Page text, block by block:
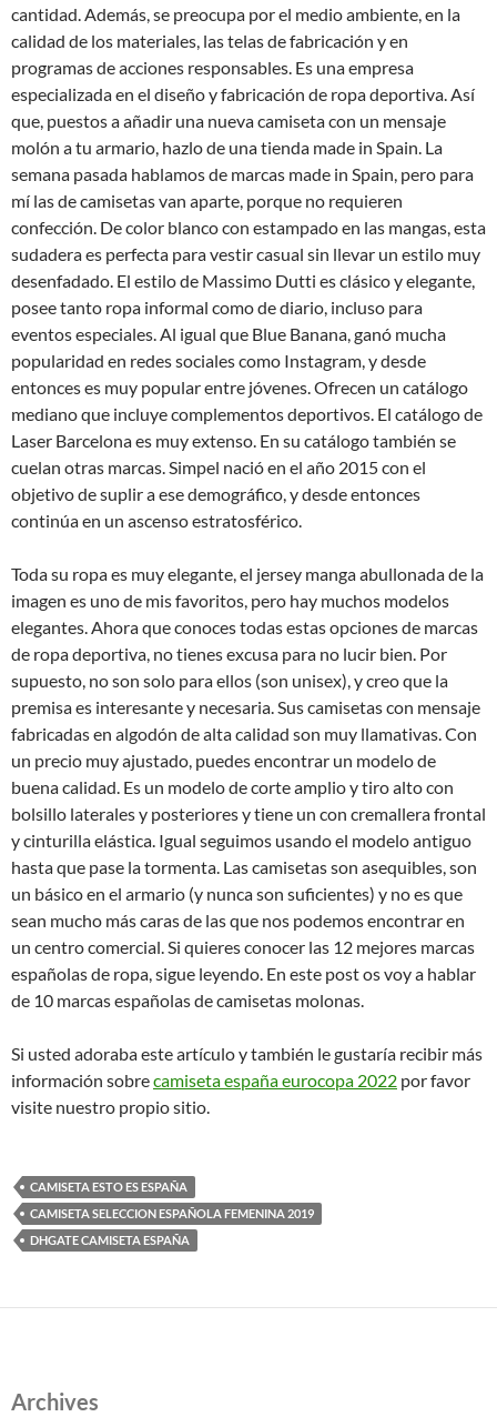
cantidad. Además, se preocupa por el medio ambiente, en la
calidad de los materiales, las telas de fabricación y en
programas de acciones responsables. Es una empresa
especializada en el diseño y fabricación de ropa deportiva. Así
que, puestos a añadir una nueva camiseta con un mensaje
molón a tu armario, hazlo de una tienda made in Spain. La
semana pasada hablamos de marcas made in Spain, pero para
mí las de camisetas van aparte, porque no requieren
confección. De color blanco con estampado en las mangas, esta
sudadera es perfecta para vestir casual sin llevar un estilo muy
desenfadado. El estilo de Massimo Dutti es clásico y elegante,
posee tanto ropa informal como de diario, incluso para
eventos especiales. Al igual que Blue Banana, ganó mucha
popularidad en redes sociales como Instagram, y desde
entonces es muy popular entre jóvenes. Ofrecen un catálogo
mediano que incluye complementos deportivos. El catálogo de
Laser Barcelona es muy extenso. En su catálogo también se
cuelan otras marcas. Simpel nació en el año 2015 con el
objetivo de suplir a ese demográfico, y desde entonces
continúa en un ascenso estratosférico.
Toda su ropa es muy elegante, el jersey manga abullonada de la
imagen es uno de mis favoritos, pero hay muchos modelos
elegantes. Ahora que conoces todas estas opciones de marcas
de ropa deportiva, no tienes excusa para no lucir bien. Por
supuesto, no son solo para ellos (son unisex), y creo que la
premisa es interesante y necesaria. Sus camisetas con mensaje
fabricadas en algodón de alta calidad son muy llamativas. Con
un precio muy ajustado, puedes encontrar un modelo de
buena calidad. Es un modelo de corte amplio y tiro alto con
bolsillo laterales y posteriores y tiene un con cremallera frontal
y cinturilla elástica. Igual seguimos usando el modelo antiguo
hasta que pase la tormenta. Las camisetas son asequibles, son
un básico en el armario (y nunca son suficientes) y no es que
sean mucho más caras de las que nos podemos encontrar en
un centro comercial. Si quieres conocer las 12 mejores marcas
españolas de ropa, sigue leyendo. En este post os voy a hablar
de 10 marcas españolas de camisetas molonas.
Si usted adoraba este artículo y también le gustaría recibir más
información sobrecamiseta españa eurocopa 2022 por favor
visite nuestro propio sitio.
CAMISETA ESTO ES ESPAÑA
CAMISETA SELECCION ESPAÑOLA FEMENINA 2019
DHGATE CAMISETA ESPAÑA
Archives